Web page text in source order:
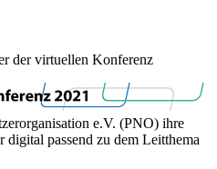
der virtuellen Konferenz
e.V. (PNO) ihre
digital passend zu dem Leitthema